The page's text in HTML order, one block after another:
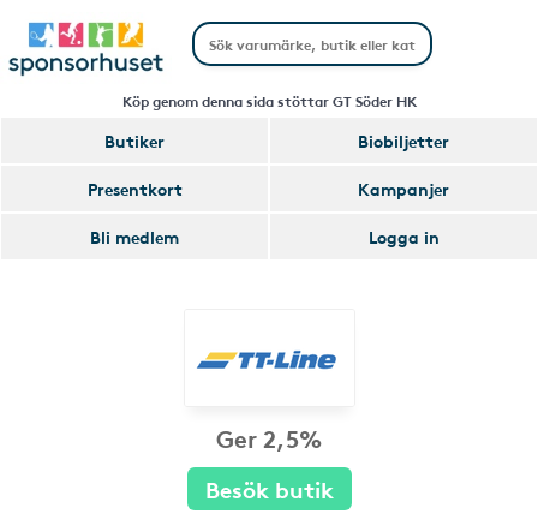
Köp genom denna sida stöttar GT Söder HK
Butiker
Biobiljetter
Presentkort
Kampanjer
Bli medlem
Logga in
Ger 2,5%
Besök butik